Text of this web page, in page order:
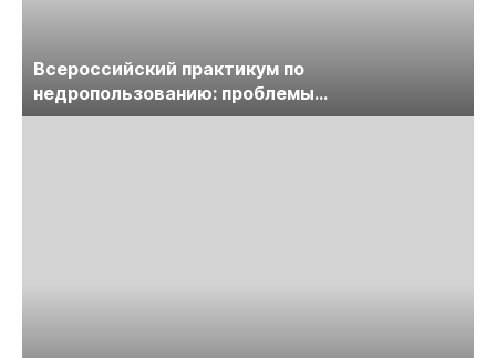
Всероссийский практикум по
недропользованию: проблемы
лицензирования, цифровизации, экспертизы